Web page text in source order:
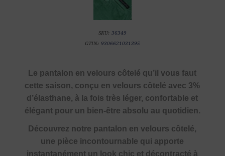
SKU: 36349
GTIN: 9306621031395
Le pantalon en velours côtelé qu’il vous faut
cette saison, conçu en velours côtelé avec 3%
d’élasthane, à la fois très léger, confortable et
élégant pour un bien-être absolu au quotidien.
Découvrez notre pantalon en velours côtelé,
une pièce incontournable qui apporte
instantanément un look chic et décontracté à